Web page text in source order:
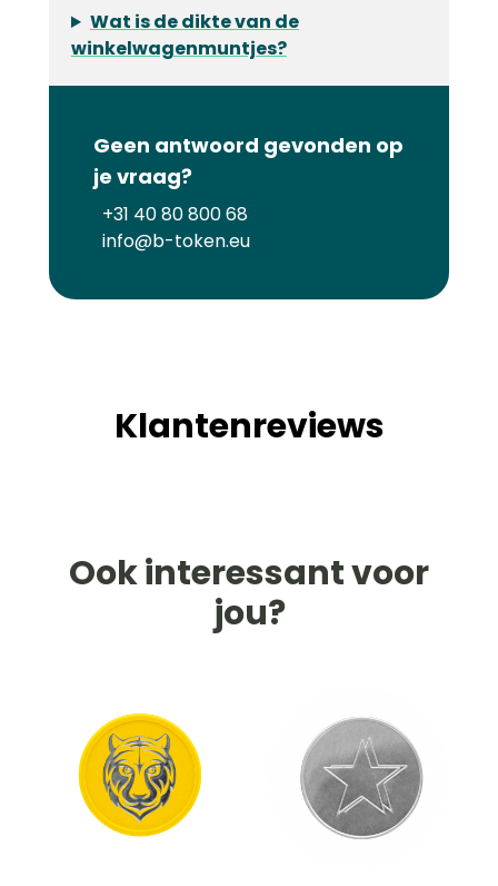
Wat is de dikte van de
winkelwagenmuntjes?
Geen antwoord gevonden op
je vraag?
+31 40 80 800 68
info@b-token.eu
Klantenreviews
Ook interessant voor
jou?